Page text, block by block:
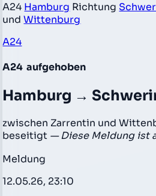
A24 Hamburg Richtung
undWittenburg
A24
A24 aufgehoben
Hamburg →
zwischen Zarrentin und
beseitigt — Diese Meldung ist
Meldung
12.05.26, 23:10